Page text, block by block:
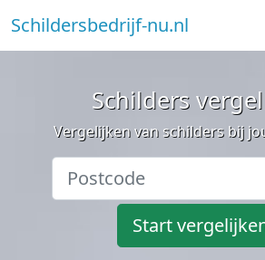
Schildersbedrijf-nu.nl
Schilders
Vergelijken van schilders bij
Start